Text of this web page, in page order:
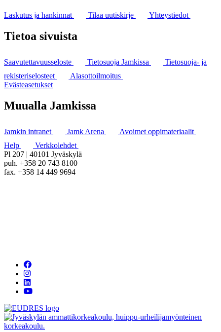
Laskutus ja hankinnat Tilaa uutiskirje Yhteystiedot
Tietoa sivuista
Saavutettavuusseloste Tietosuoja Jamkissa
Tietosuoja- ja
rekisteriselosteet
Alasottoilmoitus
Evästeasetukset
Muualla Jamkissa
Jamkin intranet Jamk Arena
Avoimet oppimateriaalit
Help
Verkkolehdet
Pl 207 | 40101 Jyväskylä
puh. +358 20 743 8100
fax. +358 14 449 9694